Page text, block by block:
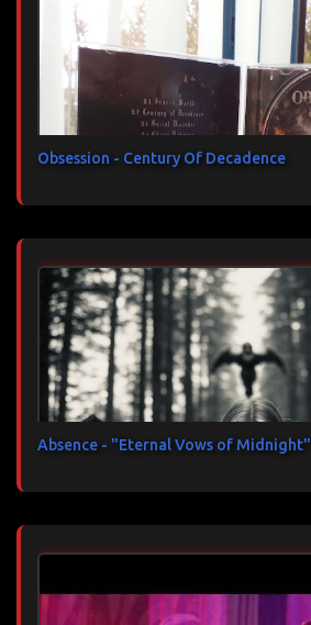
Obsession - Century Of Decadence
Absence - "Eternal Vows of Midnight"